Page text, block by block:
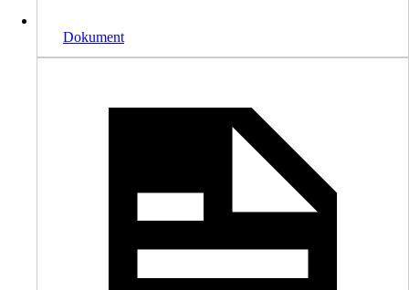
Dokument